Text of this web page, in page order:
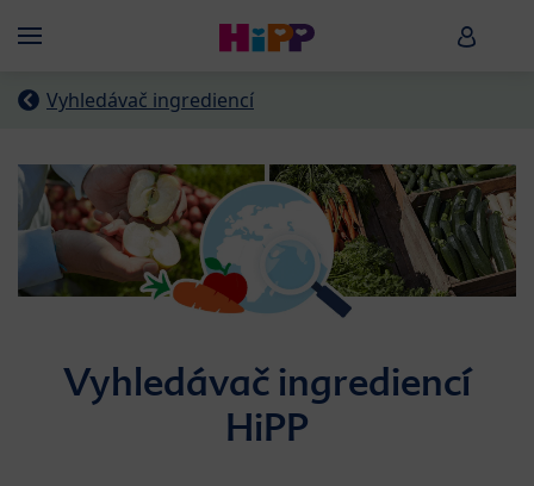
Menü HiPP
Vyhledávač ingrediencí
Vyhledávač ingrediencí
HiPP